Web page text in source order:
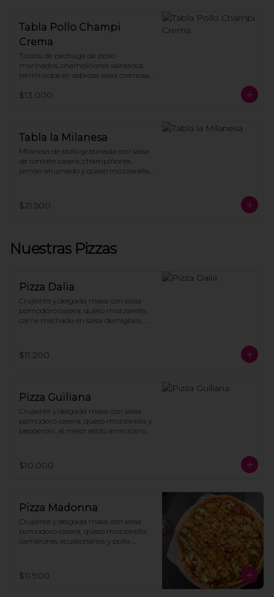
Tabla Pollo Champi
Crema
Trozos de pechuga de pollo
marinados, champiñones salteados
terminados en sabrosa salsa cremosa,
fritas caseras.
$13.000
Tabla la Milanesa
Milanesa de pollo gratinada con salsa
de tomate casera, champiñones,
jamón ahumado y queso mozzarella;
sobre papas fritas.
$21.500
Nuestras Pizzas
Pizza Dalia
Crujiente y delgada masa con salsa
pomodoro casera, queso mozzarella,
carne mechada en salsa demiglace,
$11.200
Pizza Guiliana
Crujiente y delgada masa con salsa
pomodoro casera, queso mozzarella y
pepperoni, al mejor estilo americano.
$10.000
Pizza Madonna
Crujiente y delgada masa con salsa
pomodoro casera, queso mozzarella,
camarones ecuatorianos y pollo
$11.900